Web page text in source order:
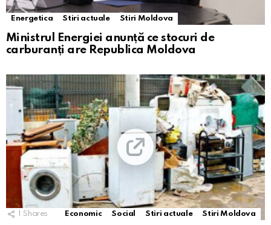
Energetica Stiri actuale Stiri Moldova
Ministrul Energiei anunță ce stocuri de
carburanți are Republica Moldova
1 Shares Economic Social Stiri actuale Stiri Moldova